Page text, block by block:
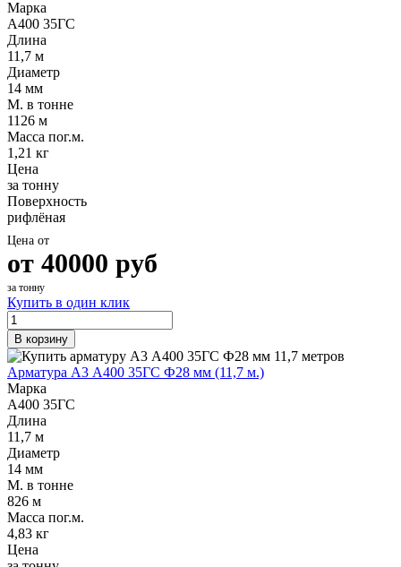
Марка
А400 35ГС
Длина
11,7 м
Диаметр
14 мм
М. в тонне
1126 м
Масса пог.м.
1,21 кг
Цена
за тонну
Поверхность
рифлёная
Цена от
от 40000 руб
за тонну
Купить в один клик
В корзину
Арматура А3 А400 35ГС Ф28 мм (11,7 м.)
Марка
А400 35ГС
Длина
11,7 м
Диаметр
14 мм
М. в тонне
826 м
Масса пог.м.
4,83 кг
Цена